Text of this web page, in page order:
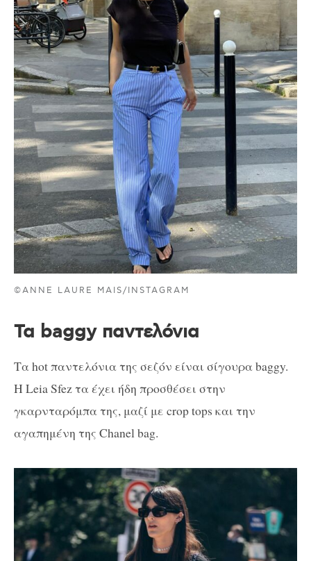
©ANNE LAURE MAIS/INSTAGRAM
Τα baggy παντελόνια
Τα hot παντελόνια της σεζόν είναι σίγουρα baggy.
Η Leia Sfez τα έχει ήδη προσθέσει στην
γκαρνταρόμπα της, μαζί με crop tops και την
αγαπημένη της Chanel bag.